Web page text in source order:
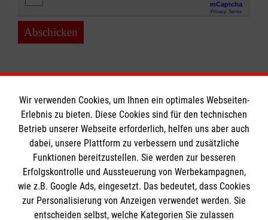
Abschicken
Informationen
Impressum
Datenschutz
Barrierefreiheit
Die Malteser
Wir verwenden Cookies, um Ihnen ein optimales Webseiten-
Erlebnis zu bieten. Diese Cookies sind für den technischen
Betrieb unserer Webseite erforderlich, helfen uns aber auch
dabei, unsere Plattform zu verbessern und zusätzliche
Funktionen bereitzustellen. Sie werden zur besseren
Erfolgskontrolle und Aussteuerung von Werbekampagnen,
wie z.B. Google Ads, eingesetzt. Das bedeutet, dass Cookies
zur Personalisierung von Anzeigen verwendet werden. Sie
entscheiden selbst, welche Kategorien Sie zulassen